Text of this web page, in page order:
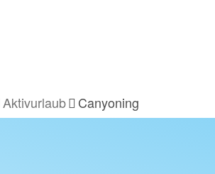
Aktivurlaub Canyoning